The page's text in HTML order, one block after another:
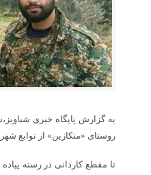
روستای «متکازین» از توابع
تا مقطع کاردانی در رسته